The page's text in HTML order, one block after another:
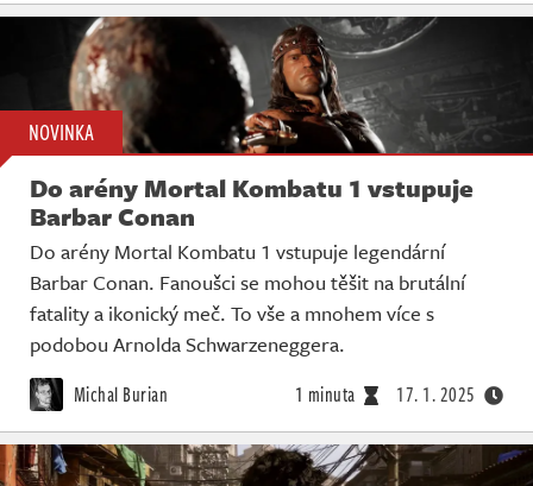
NOVINKA
Do arény Mortal Kombatu 1 vstupuje
Barbar Conan
Do arény Mortal Kombatu 1 vstupuje legendární
Barbar Conan. Fanoušci se mohou těšit na brutální
fatality a ikonický meč. To vše a mnohem více s
podobou Arnolda Schwarzeneggera.
Michal Burian 1 minuta 17. 1. 2025